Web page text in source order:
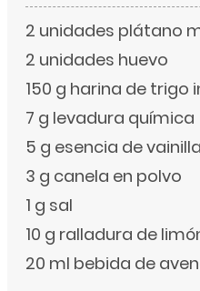
2 unidades plátano
2 unidades huevo
150 g harina de trigo
7 g levadura química
5 g esencia de vainilla
3 g canela en polvo
1 g sal
10 g ralladura de
20 ml bebida de